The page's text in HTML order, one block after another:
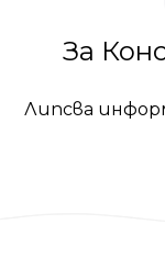
За
Липсва